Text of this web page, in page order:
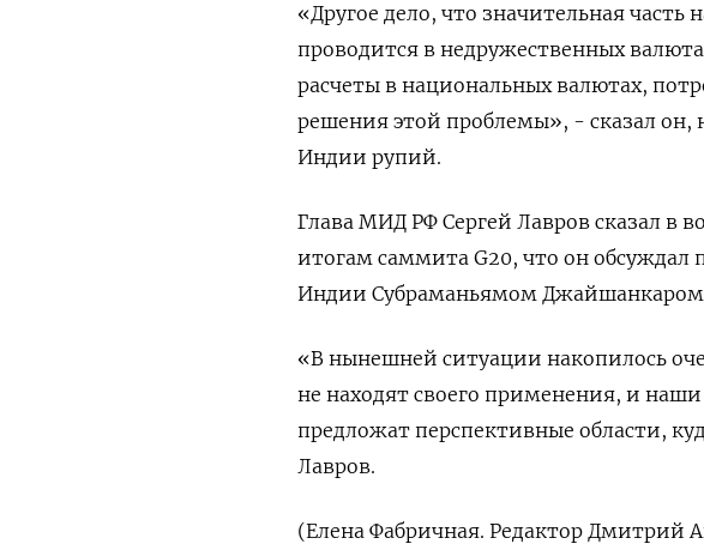
«Другое дело, что значительная
проводится в недружественных
расчеты в национальных валютах,
решения этой проблемы», - сказал он,
Индии рупий.
Глава МИД РФ Сергей Лавров сказал в
итогам саммита G20, что он
Индии Субраманьямом Джайшанкаром
«В нынешней ситуации накопилось
не находят своего применения, и
предложат перспективные области,
Лавров.
(Елена Фабричная. Редактор Дмитрий